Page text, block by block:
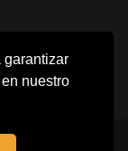
garantizar
nuestro
artesanas y
futbol a través